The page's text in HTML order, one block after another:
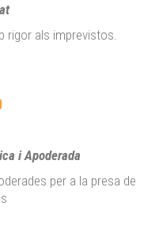
rigor als imprevistos.
i Apoderada
per a la presa de